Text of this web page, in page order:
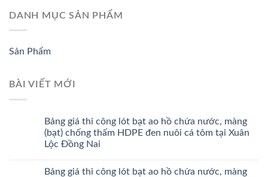
DANH MỤC SẢN PHẨM
Sản Phẩm
BÀI VIẾT MỚI
Bảng giá thi công lót bạt ao hồ chứa nước, màng
(bạt) chống thấm HDPE đen nuôi cá tôm tại Xuân
Lộc Đồng Nai
Bảng giá thi công lót bạt ao hồ chứa nước, màng